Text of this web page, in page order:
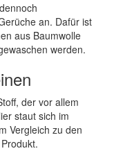
an. Dafür ist
aus Baumwolle
werden.
der vor allem
staut sich im
Vergleich zu den